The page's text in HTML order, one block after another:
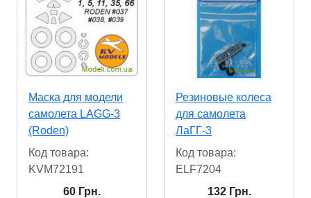
Маска для модели
самолета LAGG-3
(Roden)
Код товара:
KVM72191
60 Грн.
Резиновые колеса
для самолета
ЛаГГ-3
Код товара:
ELF7204
132 Грн.